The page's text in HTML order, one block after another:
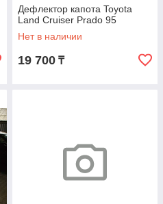
Дефлектор капота Toyota
Land Cruiser Prado 95
Нет в наличии
19 700 ₸